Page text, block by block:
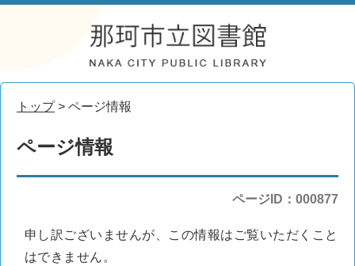
トップ> ページ情報
ページ情報
ページID：000877
申し訳ございませんが、この情報はご覧いただくこと
はできません。